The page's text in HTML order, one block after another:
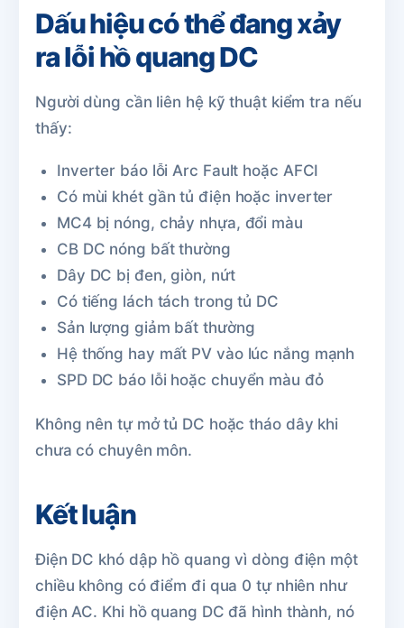
Dấu hiệu có thể đang xảy
ra lỗi hồ quang DC
Người dùng cần liên hệ kỹ thuật kiểm tra nếu
thấy:
Inverter báo lỗi Arc Fault hoặc AFCI
Có mùi khét gần tủ điện hoặc inverter
MC4 bị nóng, chảy nhựa, đổi màu
CB DC nóng bất thường
Dây DC bị đen, giòn, nứt
Có tiếng lách tách trong tủ DC
Sản lượng giảm bất thường
Hệ thống hay mất PV vào lúc nắng mạnh
SPD DC báo lỗi hoặc chuyển màu đỏ
Không nên tự mở tủ DC hoặc tháo dây khi
chưa có chuyên môn.
Kết luận
Điện DC khó dập hồ quang vì dòng điện một
chiều không có điểm đi qua 0 tự nhiên như
điện AC. Khi hồ quang DC đã hình thành, nó